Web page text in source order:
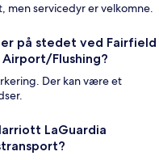
servicedyr er velkomne.
på stedet ved Fairfield
Flushing?
Der kan være et
LaGuardia